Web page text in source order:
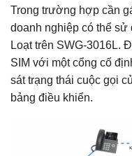
Trong trường hợp cần
doanh nghiệp có thể sử
Loạt trên SWG-3016L.
SIM với một cổng cố
sát trạng thái cuộc gọi
bảng điều khiển.